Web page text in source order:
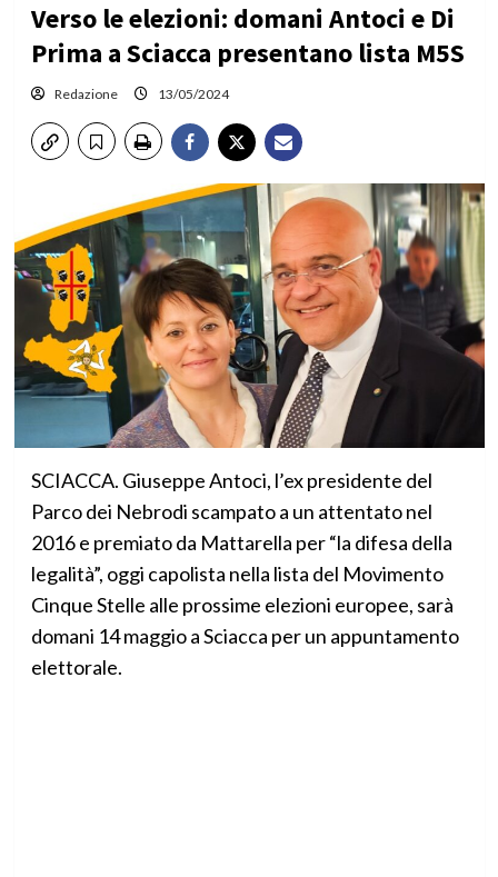
Verso le elezioni: domani Antoci e Di
Prima a Sciacca presentano lista M5S
Redazione 13/05/2024
SCIACCA. Giuseppe Antoci, l’ex presidente del
Parco dei Nebrodi scampato a un attentato nel
2016 e premiato da Mattarella per “la difesa della
legalità”, oggi capolista nella lista del Movimento
Cinque Stelle alle prossime elezioni europee, sarà
domani 14 maggio a Sciacca per un appuntamento
elettorale.